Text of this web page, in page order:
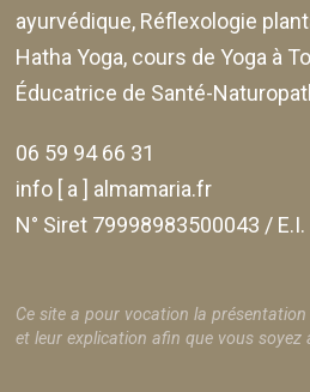
ayurvédique, Réflexologie
Hatha Yoga, cours de Yoga à
Éducatrice de Santé-
06 59 94 66 31
info [ a ] almamaria.fr
N° Siret 79998983500043 / E.I.
Ce site a pour vocation la
et leur explication afin que vous soyez